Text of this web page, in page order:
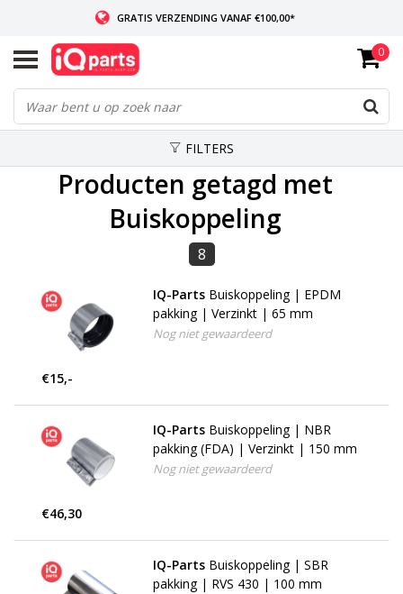
GRATIS VERZENDING VANAF €100,00*
INDIEN VOORRADIG: VOOR 14:00 BESTELD, ZELFDE DAG VERZONDEN
WERELDWIJDE LEVERING
0
FILTERS
Producten getagd met
Buiskoppeling
8
IQ-Parts Buiskoppeling | EPDM
pakking | Verzinkt | 65 mm
Nog niet gewaardeerd
€15,-
IQ-Parts Buiskoppeling | NBR
pakking (FDA) | Verzinkt | 150 mm
Nog niet gewaardeerd
€46,30
IQ-Parts Buiskoppeling | SBR
pakking | RVS 430 | 100 mm